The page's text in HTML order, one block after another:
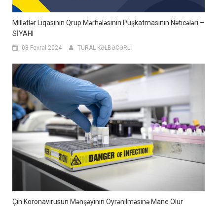
Millətlər Liqasının Qrup Mərhələsinin Püşkatmasının Nəticələri –
SİYAHI
08 Fevral 2024 TURAL KƏLBƏCƏRLİ
Çin Koronavirusun Mənşəyinin Öyrənilməsinə Mane Olur